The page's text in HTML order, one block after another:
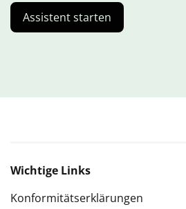
Assistent starten
Wichtige Links
Konformitätserklärungen